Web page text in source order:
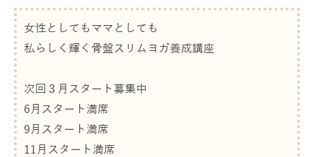
女性としてもママとしても
私らしく輝く骨盤スリムヨガ養成講座
次回３月スタート募集中
6月スタート満席
9月スタート満席
11月スタート満席